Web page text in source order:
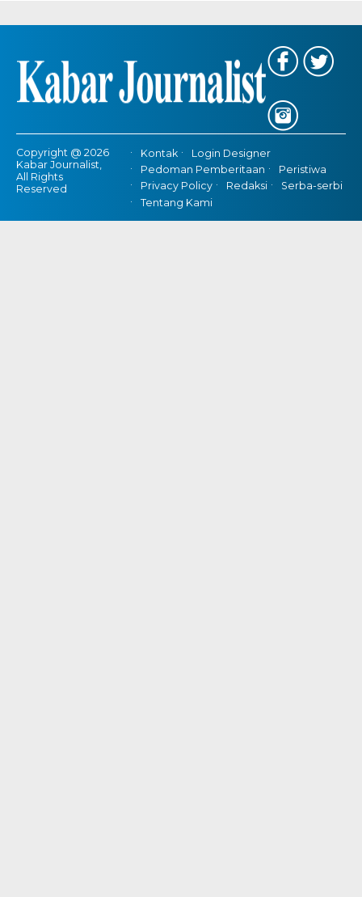
Copyright @ 2026
Kabar Journalist,
All Rights
Reserved
Kontak
Login Designer
Pedoman Pemberitaan
Peristiwa
Privacy Policy
Redaksi
Serba-serbi
Tentang Kami